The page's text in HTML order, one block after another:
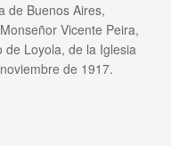
de Buenos Aires,
Vicente Peira,
de Loyola, de la Iglesia
de 1917.